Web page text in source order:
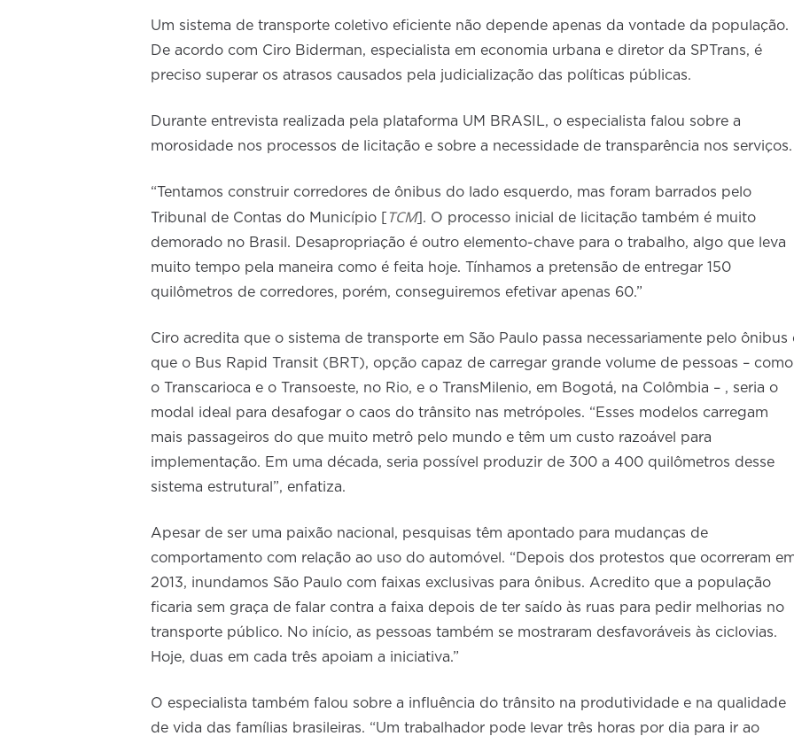
Um sistema de transporte coletivo eficiente não depende apenas da vontade da população.
De acordo com Ciro Biderman, especialista em economia urbana e diretor da SPTrans, é
preciso superar os atrasos causados pela judicialização das políticas públicas.
Durante entrevista realizada pela plataforma UM BRASIL, o especialista falou sobre a
morosidade nos processos de licitação e sobre a necessidade de transparência nos serviços.
“Tentamos construir corredores de ônibus do lado esquerdo, mas foram barrados pelo
Tribunal de Contas do Município [
TCM]. O processo inicial de licitação também é muito
demorado no Brasil. Desapropriação é outro elemento-chave para o trabalho, algo que leva
muito tempo pela maneira como é feita hoje. Tínhamos a pretensão de entregar 150
quilômetros de corredores, porém, conseguiremos efetivar apenas 60.”
Ciro acredita que o sistema de transporte em São Paulo passa necessariamente pelo ônibus
que o Bus Rapid Transit (BRT), opção capaz de carregar grande volume de pessoas – como
o Transcarioca e o Transoeste, no Rio, e o TransMilenio, em Bogotá, na Colômbia – , seria o
modal ideal para desafogar o caos do trânsito nas metrópoles. “Esses modelos carregam
mais passageiros do que muito metrô pelo mundo e têm um custo razoável para
implementação. Em uma década, seria possível produzir de 300 a 400 quilômetros desse
sistema estrutural”, enfatiza.
Apesar de ser uma paixão nacional, pesquisas têm apontado para mudanças de
comportamento com relação ao uso do automóvel. “Depois dos protestos que ocorreram
2013, inundamos São Paulo com faixas exclusivas para ônibus. Acredito que a população
ficaria sem graça de falar contra a faixa depois de ter saído às ruas para pedir melhorias no
transporte público. No início, as pessoas também se mostraram desfavoráveis às ciclovias.
Hoje, duas em cada três apoiam a iniciativa.”
O especialista também falou sobre a influência do trânsito na produtividade e na qualidade
de vida das famílias brasileiras. “Um trabalhador pode levar três horas por dia para ir ao